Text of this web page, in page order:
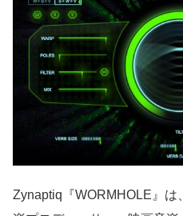
Zynaptiq『WORMHOLE』